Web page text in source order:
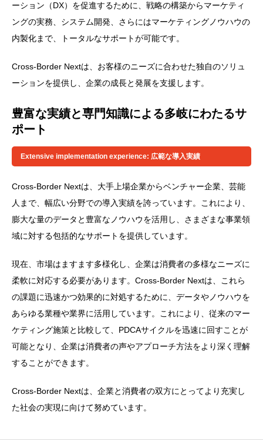
ーション（DX）を促進するために、戦略の構築からマーケティ
ングの実務、システム開発、さらにはマーケティングノウハウの
内製化まで、トータルなサポートが可能です。
Cross-Border Nextは、お客様のニーズに合わせた独自のソリュ
ーションを提供し、企業の成長と発展を支援します。
豊富な実績と専門知識による多岐にわたるサ
ポート
Extensive implementation experience: 広範な導入実績
Cross-Border Nextは、大手上場企業からベンチャー企業、芸能
人まで、幅広い分野での導入実績を誇っています。これにより、
膨大な量のデータと豊富なノウハウを活用し、さまざまな事業領
域に対する包括的なサポートを提供しています。
現在、市場はますます多様化し、企業は消費者の多様なニーズに
柔軟に対応する必要があります。Cross-Border Nextは、これら
の課題に迅速かつ効果的に対処するために、データやノウハウを
あらゆる業種や業界に活用しています。これにより、従来のマー
ケティング施策と比較して、PDCAサイクルを迅速に回すことが
可能となり、企業は消費者の声やアプローチ方法をより深く理解
することができます。
Cross-Border Nextは、企業と消費者の双方にとってより充実し
た社会の実現に向けて努めています。